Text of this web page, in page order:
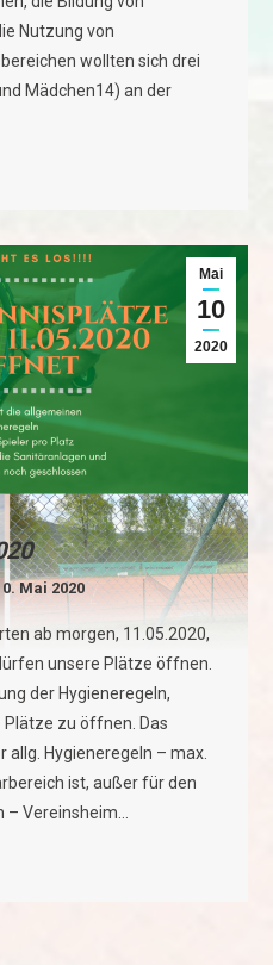
Nutzung von
wollten sich drei
Mädchen14) an der
Mai
10
2020
Mai 2020
ab morgen, 11.05.2020,
unsere Plätze öffnen.
der Hygieneregeln,
Plätze zu öffnen. Das
allg. Hygieneregeln – max.
ist, außer für den
– Vereinsheim…